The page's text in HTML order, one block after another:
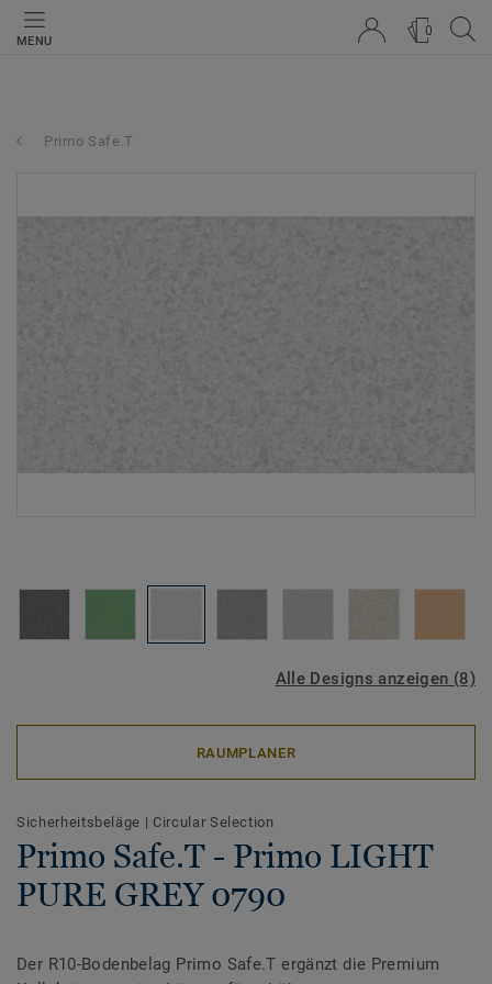
MENU
0
Primo Safe.T
Alle Designs anzeigen (8)
RAUMPLANER
Sicherheitsbeläge | Circular Selection
Primo Safe.T - Primo LIGHT
PURE GREY 0790
Der R10-Bodenbelag Primo Safe.T ergänzt die Premium